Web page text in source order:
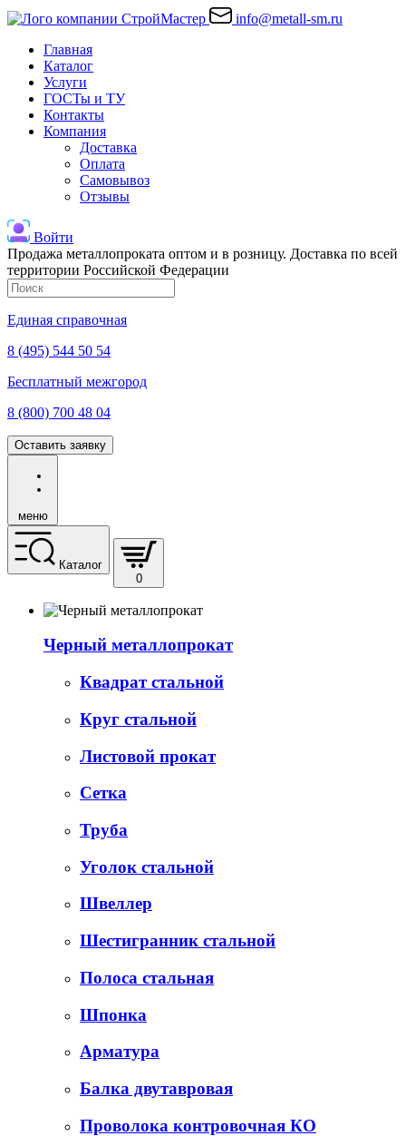
info@metall-sm.ru
Главная
Каталог
Услуги
ГОСТы и ТУ
Контакты
Компания
Доставка
Оплата
Самовывоз
Отзывы
Войти
Продажа металлопроката оптом и в розницу. Доставка по всей
территории Российской Федерации
Единая справочная
8 (495) 544 50 54
Бесплатный межгород
8 (800) 700 48 04
Оставить заявку
меню
Каталог
0
Черный металлопрокат
Квадрат стальной
Круг стальной
Листовой прокат
Сетка
Труба
Уголок стальной
Швеллер
Шестигранник стальной
Полоса стальная
Шпонка
Арматура
Балка двутавровая
Проволока контровочная КО